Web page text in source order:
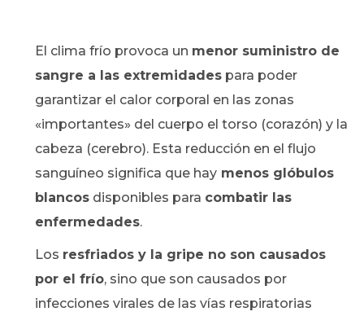
El clima frío provoca un menor suministro de
sangre a las extremidades para poder
garantizar el calor corporal en las zonas
«importantes» del cuerpo el torso (corazón) y la
cabeza (cerebro). Esta reducción en el flujo
sanguíneo significa que hay menos glóbulos
blancos disponibles para combatir las
enfermedades.
Los resfriados y la gripe no son causados ​​
por el frío, sino que son causados ​​por
infecciones virales de las vías respiratorias